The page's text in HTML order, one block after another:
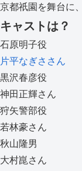
京都祇園を舞台に
キャストは？
石原明子役
片平なぎささん
黒沢春彦役
神田正輝さん
狩矢警部役
若林豪さん
秋山隆男
大村崑さん